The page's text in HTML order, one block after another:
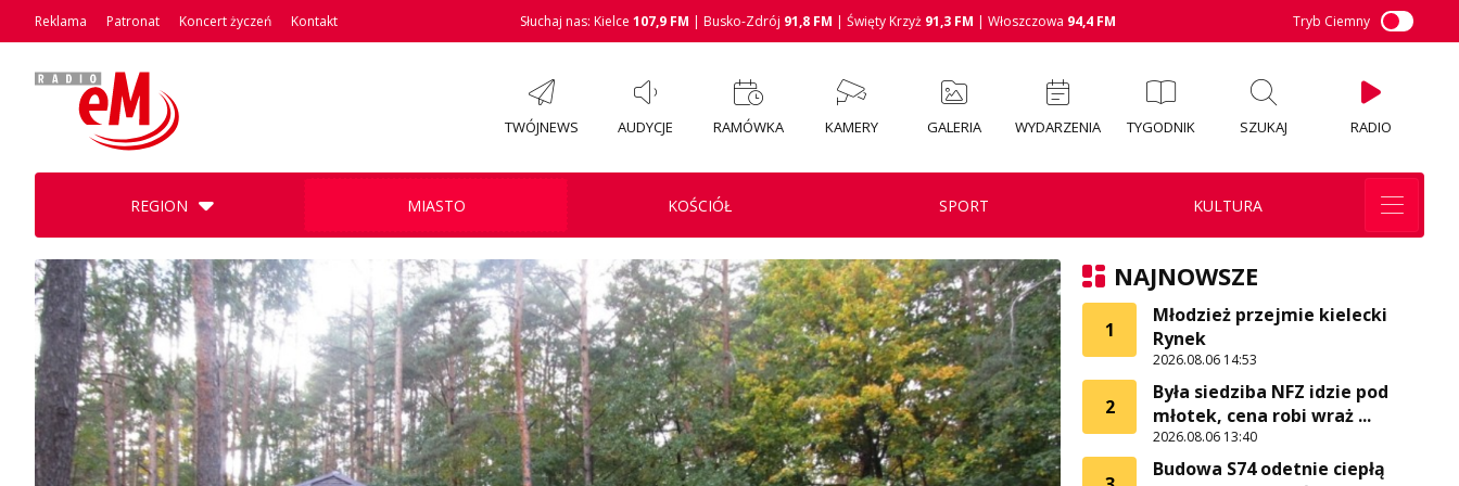
Reklama Patronat Koncert życzeń Kontakt Słuchaj nas: Kielce 107,9 FM | Busko-Zdrój 91,8 FM | Święty Krzyż 91,3 FM | Włoszczowa 94,4 FM Tryb Ciemny
TWÓJNEWS AUDYCJE RAMÓWKA KAMERY GALERIA WYDARZENIA TYGODNIK SZUKAJ RADIO
REGION MIASTO KOŚCIÓŁ SPORT KULTURA
NAJNOWSZE
1
Młodzież przejmie kielecki
Rynek
2026.08.06 14:53
2
Była siedziba NFZ idzie pod
młotek, cena robi wraż ...
2026.08.06 13:40
Budowa S74 odetnie ciepłą